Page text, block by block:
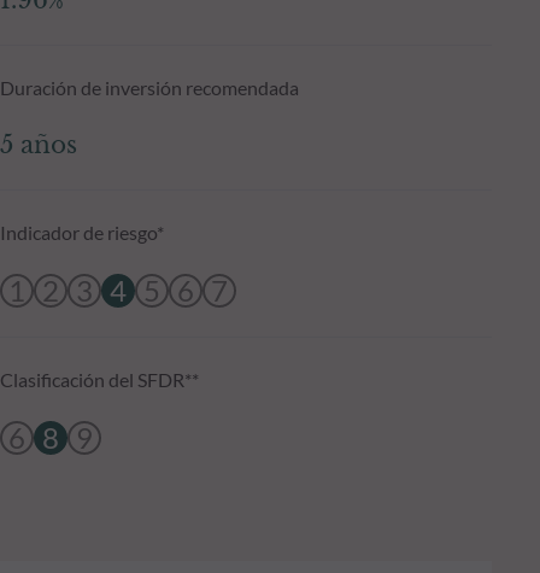
Duración de inversión recomendada
5 años
Indicador de riesgo*
1 2 3 4 5 6 7
Clasificación del SFDR**
6 8 9